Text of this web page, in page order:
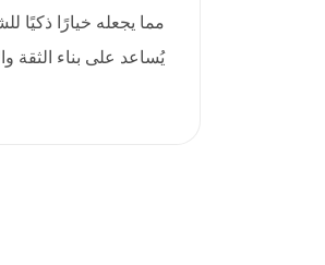
مما يجعله خيارًا ذكيًا
يُساعد على بناء الثقة